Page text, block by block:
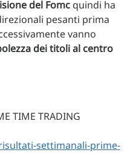
del Fomc quindi ha
pesanti prima
vanno
dei titoli al centro
TIME TRADING
settimanali-prime-